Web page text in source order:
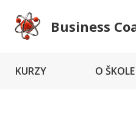
Business
KURZY O ŠKOLE